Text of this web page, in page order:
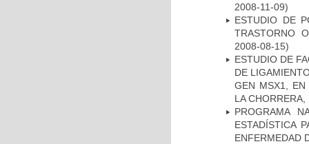
2008-11-09)
ESTUDIO DE
TRASTORNO
2008-08-15)
ESTUDIO DE
DE
GEN MSX1, EN
LA
PROGRAMA
ESTADÍSTICA
ENFERMEDAD